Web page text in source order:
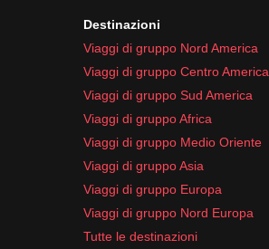
Destinazioni
Viaggi di gruppo Nord America
Viaggi di gruppo Centro America
Viaggi di gruppo Sud America
Viaggi di gruppo Africa
Viaggi di gruppo Medio Oriente
Viaggi di gruppo Asia
Viaggi di gruppo Europa
Viaggi di gruppo Nord Europa
Tutte le destinazioni